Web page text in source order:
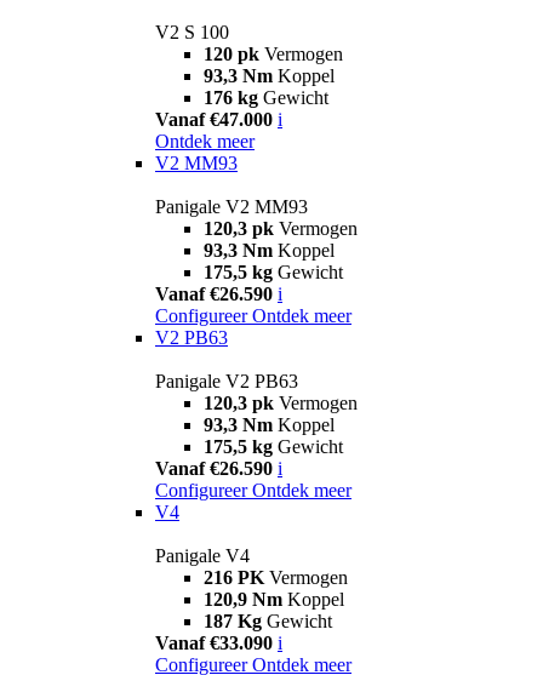
V2 S 100
120 pk Vermogen
93,3 Nm Koppel
176 kg Gewicht
Vanaf €47.000 i
Ontdek meer
V2 MM93
Panigale V2 MM93
120,3 pk Vermogen
93,3 Nm Koppel
175,5 kg Gewicht
Vanaf €26.590 i
Configureer Ontdek meer
V2 PB63
Panigale V2 PB63
120,3 pk Vermogen
93,3 Nm Koppel
175,5 kg Gewicht
Vanaf €26.590 i
Configureer Ontdek meer
V4
Panigale V4
216 PK Vermogen
120,9 Nm Koppel
187 Kg Gewicht
Vanaf €33.090 i
Configureer Ontdek meer